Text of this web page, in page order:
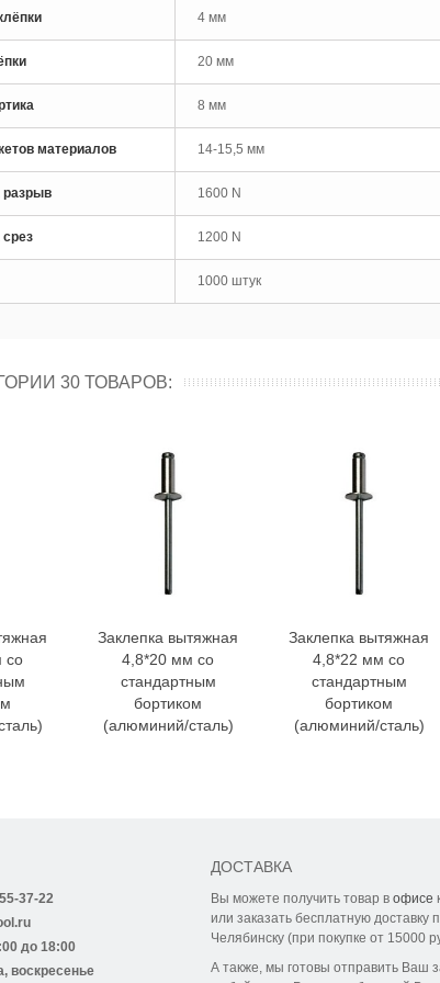
4 мм
20 мм
8 мм
материалов 14-15,5 мм
разрыв 1600 N
срез 1200 N
1000 штук
30 ТОВАРОВ:
со
Заклепка вытяжная
4,8*20 мм со
стандартным
бортиком
(алюминий/сталь)
Заклепка вытяжная
4,8*22 мм со
стандартным
бортиком
(алюминий/сталь)
37-22
до 18:00
воскресенье
ДОСТАВКА
Вы можете получить товар в офисе
или заказать бесплатную доставку
Челябинску (при покупке от 15000
А также, мы готовы отправить Ваш